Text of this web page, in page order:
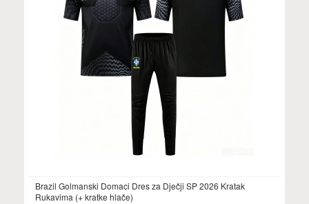
Brazil Golmanski Domaci Dres za Dječji SP 2026 Kratak
Rukavima (+ kratke hlače)